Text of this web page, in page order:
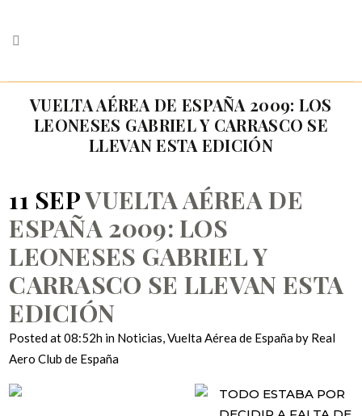
VUELTA AÉREA DE ESPAÑA 2009: LOS
LEONESES GABRIEL Y CARRASCO SE
LLEVAN ESTA EDICIÓN
11 SEPVUELTA AÉREA DE
ESPAÑA 2009: LOS
LEONESES GABRIEL Y
CARRASCO SE LLEVAN ESTA
EDICIÓN
Posted at 08:52h in Noticias,Vuelta Aérea de Españaby Real
Aero Club de España
TODO ESTABA POR